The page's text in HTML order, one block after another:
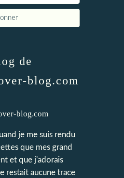
de
blog.com
je me suis rendu
que mes grand
et que j'adorais
restait aucune trace